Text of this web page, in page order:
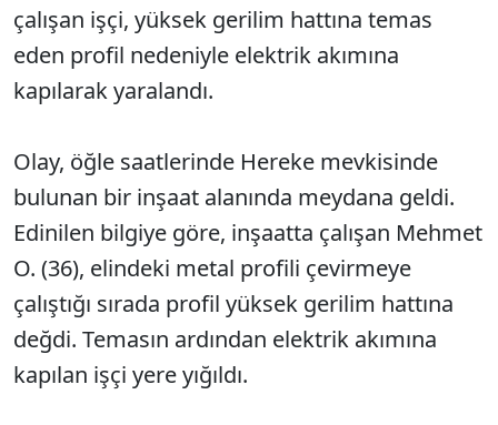
çalışan işçi, yüksek gerilim hattına temas
eden profil nedeniyle elektrik akımına
kapılarak yaralandı.
Olay, öğle saatlerinde Hereke mevkisinde
bulunan bir inşaat alanında meydana geldi.
Edinilen bilgiye göre, inşaatta çalışan Mehmet
O. (36), elindeki metal profili çevirmeye
çalıştığı sırada profil yüksek gerilim hattına
değdi. Temasın ardından elektrik akımına
kapılan işçi yere yığıldı.